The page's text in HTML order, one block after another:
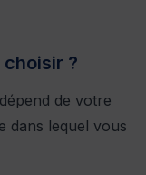
choisir ?
de votre
dans lequel vous